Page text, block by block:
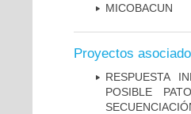
MICOBAC­UN
Proyectos
RESPUESTA
POSIBLE